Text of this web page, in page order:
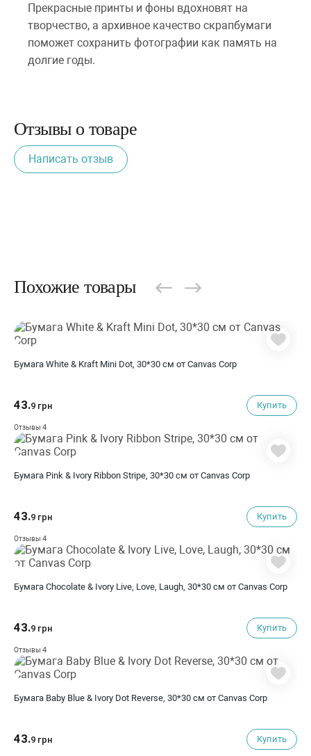
Прекрасные принты и фоны вдохновят на
творчество, а архивное качество скрапбумаги
поможет сохранить фотографии как память на
долгие годы.
Отзывы о товаре
Написать отзыв
Похожие товары
Бумага White & Kraft Mini Dot, 30*30 см от Canvas Corp
43.9 грн Купить
Отзывы 4
Бумага Pink & Ivory Ribbon Stripe, 30*30 см от Canvas Corp
43.9 грн Купить
Отзывы 4
Бумага Chocolate & Ivory Live, Love, Laugh, 30*30 см от Canvas Corp
43.9 грн Купить
Отзывы 4
Бумага Baby Blue & Ivory Dot Reverse, 30*30 см от Canvas Corp
43.9 грн Купить